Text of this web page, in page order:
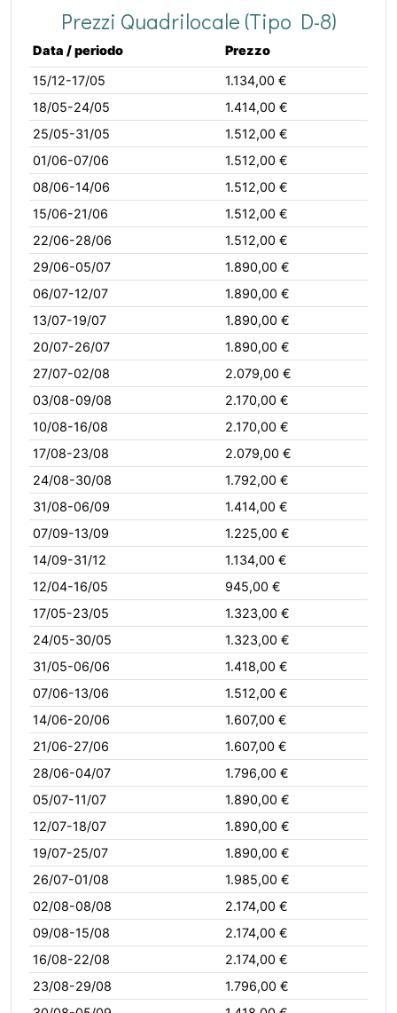
Prezzi Quadrilocale (Tipo D-8)
Data / periodo
Prezzo
15/12-17/05
1.134,00 €
18/05-24/05
1.414,00 €
25/05-31/05
1.512,00 €
01/06-07/06
1.512,00 €
08/06-14/06
1.512,00 €
15/06-21/06
1.512,00 €
22/06-28/06
1.512,00 €
29/06-05/07
1.890,00 €
06/07-12/07
1.890,00 €
13/07-19/07
1.890,00 €
20/07-26/07
1.890,00 €
27/07-02/08
2.079,00 €
03/08-09/08
2.170,00 €
10/08-16/08
2.170,00 €
17/08-23/08
2.079,00 €
24/08-30/08
1.792,00 €
31/08-06/09
1.414,00 €
07/09-13/09
1.225,00 €
14/09-31/12
1.134,00 €
12/04-16/05
945,00 €
17/05-23/05
1.323,00 €
24/05-30/05
1.323,00 €
31/05-06/06
1.418,00 €
07/06-13/06
1.512,00 €
14/06-20/06
1.607,00 €
21/06-27/06
1.607,00 €
28/06-04/07
1.796,00 €
05/07-11/07
1.890,00 €
12/07-18/07
1.890,00 €
19/07-25/07
1.890,00 €
26/07-01/08
1.985,00 €
02/08-08/08
2.174,00 €
09/08-15/08
2.174,00 €
16/08-22/08
2.174,00 €
23/08-29/08
1.796,00 €